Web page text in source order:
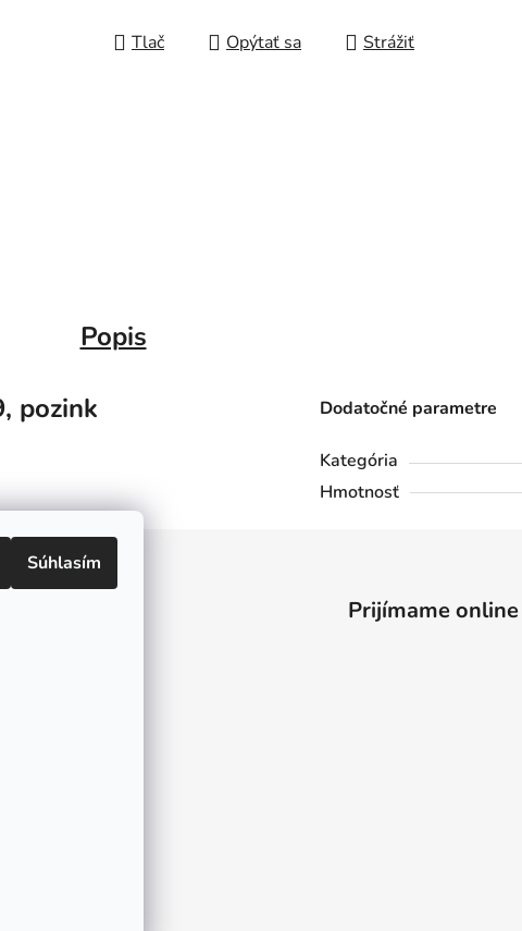
Súhlasím
Tlač Opýtať sa Strážiť
Popis
pozink Dodatočné parametre
Kategória
Hmotnosť
Prijímame